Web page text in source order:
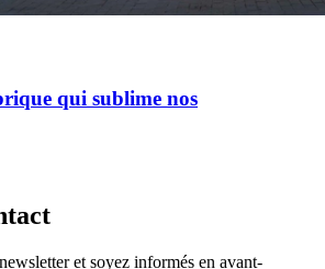
qui sublime nos
et soyez informés en avant-